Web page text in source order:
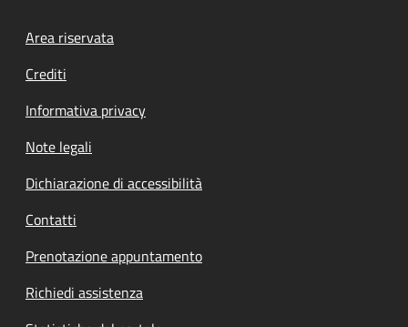
Footer menu
Area riservata
Crediti
Informativa privacy
Note legali
Dichiarazione di accessibilità
Contatti
Prenotazione appuntamento
Richiedi assistenza